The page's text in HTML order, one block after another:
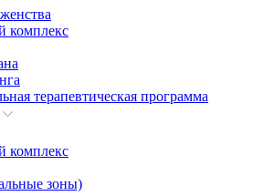
комплекс
терапевтическая программа
комплекс
зоны)